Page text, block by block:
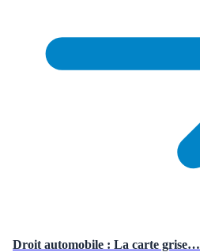
Droit automobile : La carte grise…